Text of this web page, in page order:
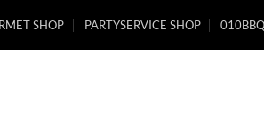
SHOP PARTYSERVICE SHOP 010BBQ